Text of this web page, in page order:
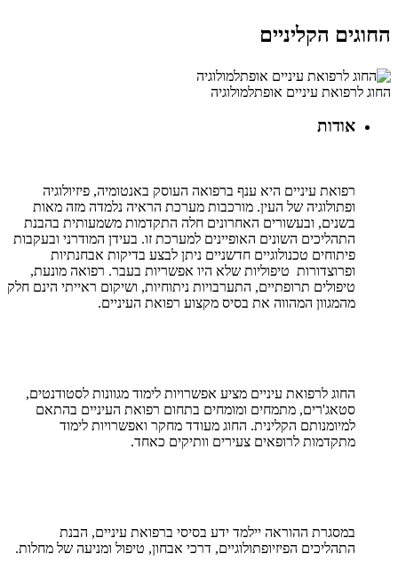
החוגים הקליניים
החוג לרפואת עיניים אופתלמולוגיה
אודות
רפואת עיניים היא ענף ברפואה העוסק באנטומיה, פיזיולוגיה
ופתולוגיה של העין. מורכבות מערכת הראיה נלמדה מזה מאות
בשנים, ובעשורים האחרונים חלה התקדמות משמעותית בהבנת
התהליכים השונים האופיינים למערכת זו. בעידן המודרני ובעקבות
פיתוחים טכנולוגיים חדשניים ניתן לבצע בדיקות אבחנתיות
ופרוצדורות טיפוליות שלא היו אפשריות בעבר. רפואה מונעת,
טיפולים תרופתיים, התערבויות ניתוחיות, ושיקום ראייתי הינם חלק
מהמגוון המהווה את בסיס מקצוע רפואת העיניים.
החוג לרפואת עיניים מציע אפשרויות לימוד מגוונות לסטודנטים,
סטאג'רים, מתמחים ומומחים בתחום רפואת העיניים בהתאם
למיומנותם הקלינית. החוג מעודד מחקר ואפשרויות לימוד
מתקדמות לרופאים צעירים וותיקים כאחד.
במסגרת ההוראה יילמד ידע בסיסי ברפואת עיניים, הבנת
התהליכים הפיזיופתולוגיים, דרכי אבחון, טיפול ומניעה של מחלות.